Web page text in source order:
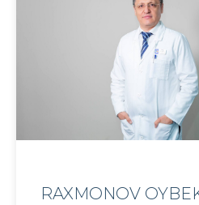
RAXMONOV